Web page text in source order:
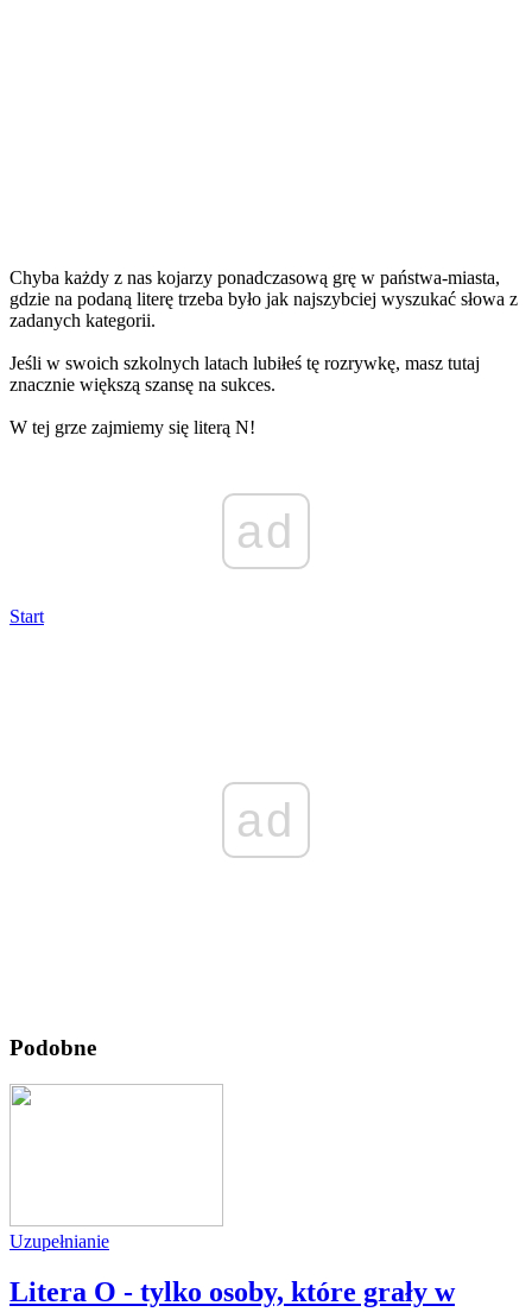
Chyba każdy z nas kojarzy ponadczasową grę w państwa-miasta,
gdzie na podaną literę trzeba było jak najszybciej wyszukać słowa z
zadanych kategorii.
Jeśli w swoich szkolnych latach lubiłeś tę rozrywkę, masz tutaj
znacznie większą szansę na sukces.
W tej grze zajmiemy się literą N!
ad
Start
ad
Podobne
Uzupełnianie
Litera O - tylko osoby, które grały w